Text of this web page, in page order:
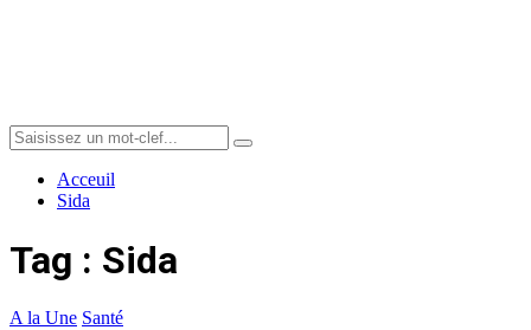
Search
for:
Search
Acceuil
Sida
Tag : Sida
A la Une Santé